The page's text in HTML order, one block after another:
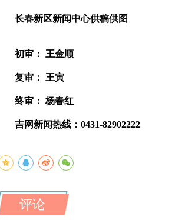
长春新区新闻中心供稿供图
初审： 王金顺
复审： 王寅
终审： 杨春红
吉网新闻热线：0431-82902222
评论